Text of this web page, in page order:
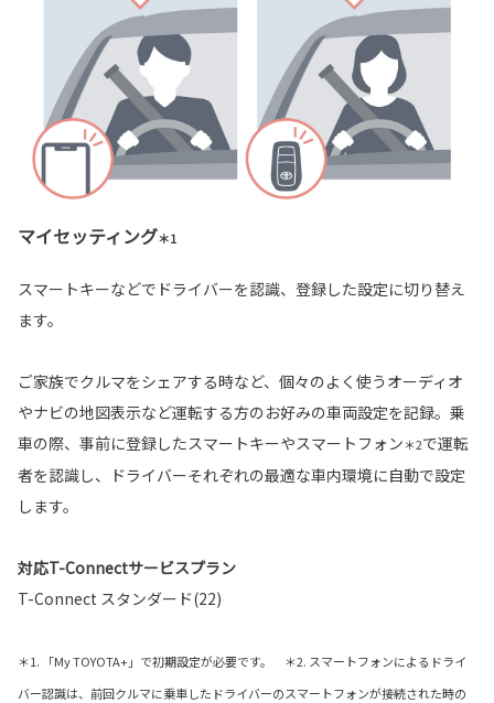
マイセッティング＊1
スマートキーなどでドライバーを認識、登録した設定に切り替え
ます。
ご家族でクルマをシェアする時など、個々のよく使うオーディオ
やナビの地図表示など運転する方のお好みの車両設定を記録。乗
車の際、事前に登録したスマートキーやスマートフォン＊2で運転
者を認識し、ドライバーそれぞれの最適な車内環境に自動で設定
します。
対応T-Connectサービスプラン
T-Connect スタンダード(22)
＊1. 「My TOYOTA+」で初期設定が必要です。 ＊2. スマートフォンによるドライ
バー認識は、前回クルマに乗車したドライバーのスマートフォンが接続された時の